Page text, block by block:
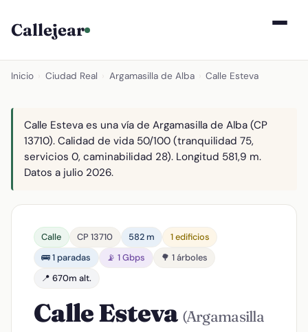
Callejear
Inicio Ciudad Real Argamasilla de Alba Calle Esteva
Calle Esteva es una vía de Argamasilla de Alba (CP
13710). Calidad de vida 50/100 (tranquilidad 75,
servicios 0, caminabilidad 28). Longitud 581,9 m.
Datos a julio 2026.
Calle CP 13710 582 m
1 edificios
🚌 1 paradas
📡 1 Gbps
🌳 1 árboles
📍 670m alt.
Calle Esteva (Argamasilla